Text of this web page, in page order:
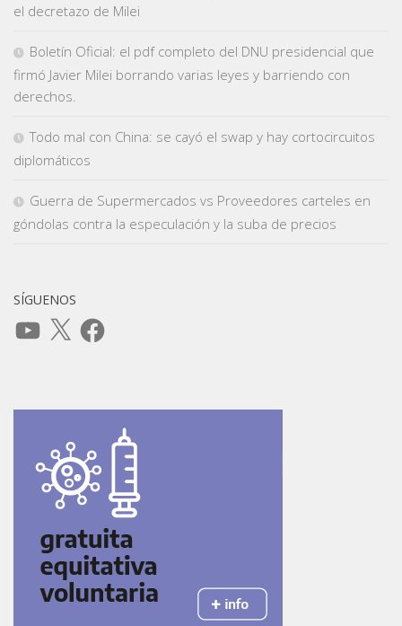
el decretazo de Milei
Boletín Oficial: el pdf completo del DNU presidencial que
firmó Javier Milei borrando varias leyes y barriendo con
derechos.
Todo mal con China: se cayó el swap y hay cortocircuitos
diplomáticos
Guerra de Supermercados vs Proveedores carteles en
góndolas contra la especulación y la suba de precios
SÍGUENOS
YouTube
X Facebook